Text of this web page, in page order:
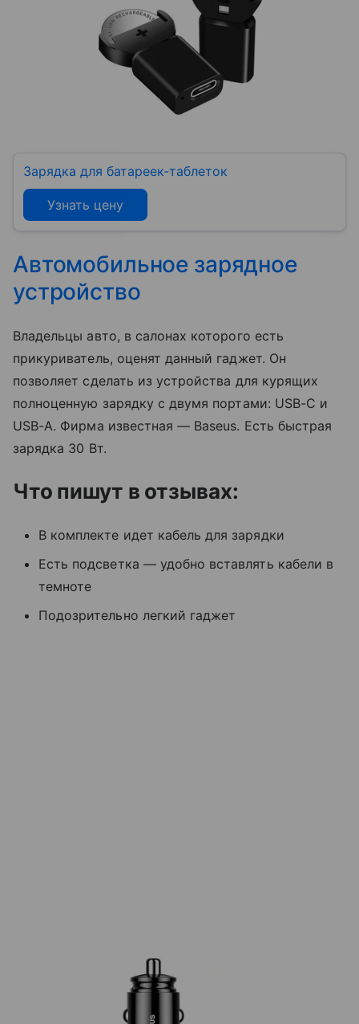
Зарядка для батареек-таблеток
Узнать цену
Автомобильное зарядное
устройство
Владельцы авто, в салонах которого есть
прикуриватель, оценят данный гаджет. Он
позволяет сделать из устройства для курящих
полноценную зарядку с двумя портами: USB-C и
USB-A. Фирма известная — Baseus. Есть быстрая
зарядка 30 Вт.
Что пишут в отзывах:
В комплекте идет кабель для зарядки
Есть подсветка — удобно вставлять кабели в
темноте
Подозрительно легкий гаджет